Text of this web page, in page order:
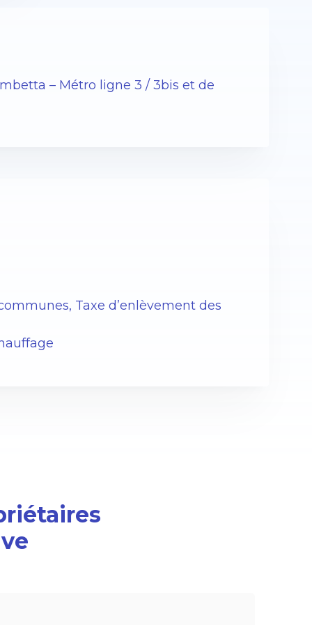
– Métro ligne 3 / 3bis et de
Taxe d’enlèvement des